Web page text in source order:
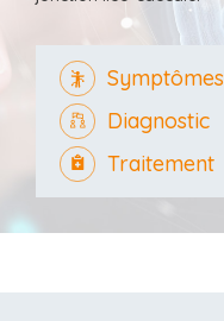
Symptômes
Diagnostic
Traitement